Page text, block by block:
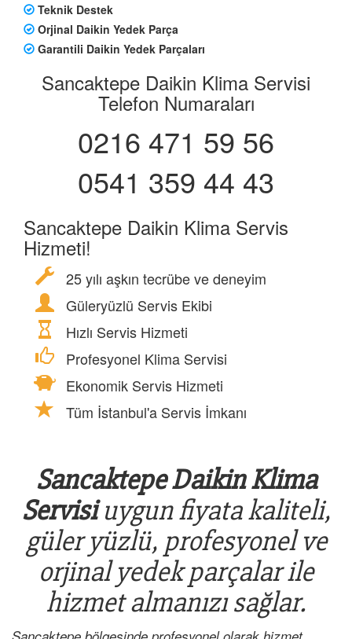
Teknik Destek
Orjinal Daikin Yedek Parça
Garantili Daikin Yedek Parçaları
Sancaktepe Daikin Klima Servisi
Telefon Numaraları
0216 471 59 56
0541 359 44 43
Sancaktepe Daikin Klima Servis
Hizmeti!
25 yılı aşkın tecrübe ve deneyim
Güleryüzlü Servis Ekibi
Hızlı Servis Hizmeti
Profesyonel Klima Servisi
Ekonomik Servis Hizmeti
Tüm İstanbul'a Servis İmkanı
Sancaktepe Daikin Klima
Servisiuygun fiyata kaliteli,
güler yüzlü, profesyonel ve
orjinal yedek parçalar ile
hizmet almanızı sağlar.